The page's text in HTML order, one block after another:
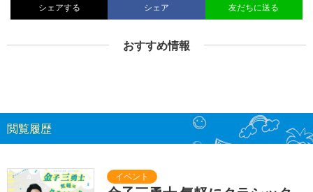
シェアする シェア 友だちに送る
おすすめ情報
閲覧履歴